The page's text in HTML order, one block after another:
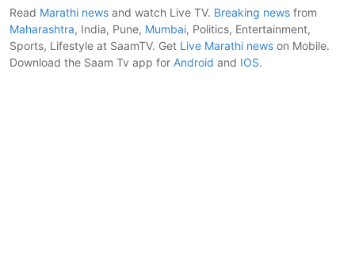
Read Marathi news and watch Live TV. Breaking news from
Maharashtra, India, Pune, Mumbai, Politics, Entertainment,
Sports, Lifestyle at SaamTV. Get Live Marathi news on Mobile.
Download the Saam Tv app for Android and IOS.